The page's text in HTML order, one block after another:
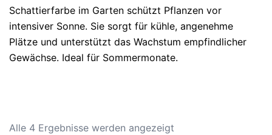
Schattierfarbe im Garten schützt Pflanzen vor
intensiver Sonne. Sie sorgt für kühle, angenehme
Plätze und unterstützt das Wachstum empfindlicher
Gewächse. Ideal für Sommermonate.
Alle 4 Ergebnisse werden angezeigt